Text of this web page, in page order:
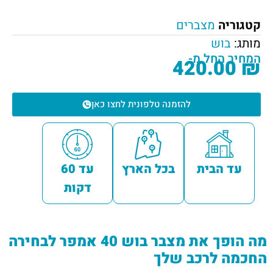
קטגוריה מצברים
מותג: בוש
המחיר החל מ-
420.00₪
להזמנה טלפונית לחצו כאן
עד הבית בכל הארץ
עד 60
דקות
מה הופך את מצבר בוש 40 אמפר לבחירה
החכמה לרכב שלך